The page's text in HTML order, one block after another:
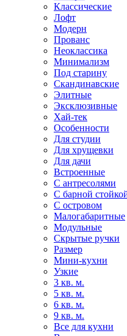
Классические
Лофт
Модерн
Прованс
Неоклассика
Минимализм
Под старину
Скандинавские
Элитные
Эксклюзивные
Хай-тек
Особенности
Для студии
Для хрущевки
Для дачи
Встроенные
С антресолями
С барной
С островом
Малогабаритные
Модульные
Скрытые ручки
Размер
Мини-кухни
Узкие
3 кв. м.
5 кв. м.
6 кв. м.
9 кв. м.
Все для кухни